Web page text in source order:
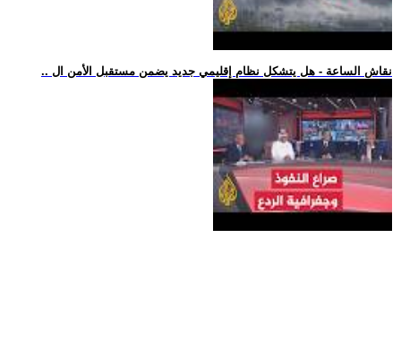
.. نقاش الساعة - هل يتشكل نظام إقليمي جديد يضمن مستقبل الأمن ال